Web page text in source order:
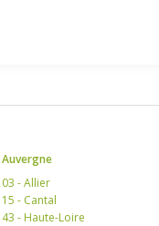
Auvergne
03 - Allier
15 - Cantal
43 - Haute-Loire